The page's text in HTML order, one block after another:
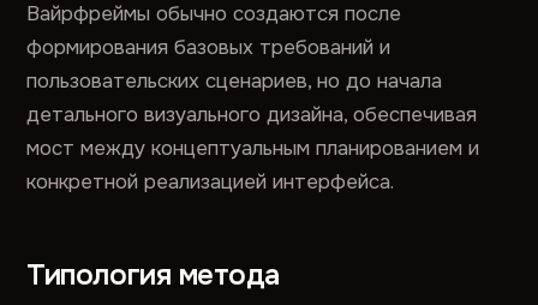
Вайрфреймы обычно создаются после
формирования базовых требований и
пользовательских сценариев, но до начала
детального визуального дизайна, обеспечивая
мост между концептуальным планированием и
конкретной реализацией интерфейса.
Типология метода